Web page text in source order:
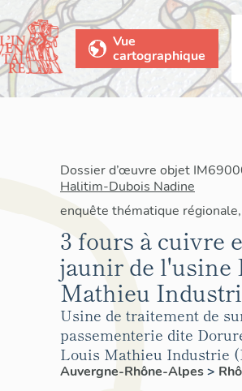
Vue
cartographique
Dossier d’œuvre objet
Halitim-Dubois Nadine
enquête thématique
3 fours à cuivre
jaunir de l'usine
Mathieu
Usine de traitement de
passementerie dite
Louis Mathieu Industrie
Auvergne-Rhône-Alpes>